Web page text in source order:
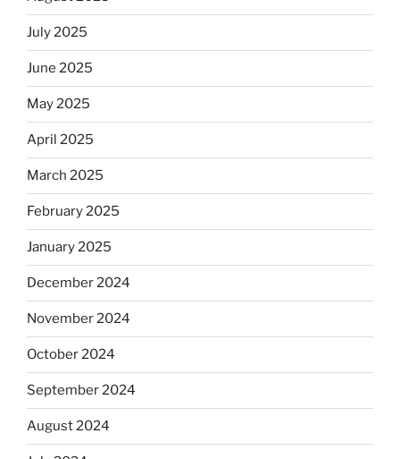
July 2025
June 2025
May 2025
April 2025
March 2025
February 2025
January 2025
December 2024
November 2024
October 2024
September 2024
August 2024